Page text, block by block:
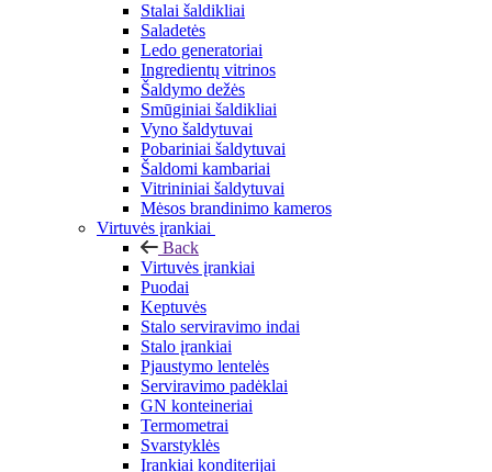
Stalai šaldikliai
Saladetės
Ledo generatoriai
Ingredientų vitrinos
Šaldymo dežės
Smūginiai šaldikliai
Vyno šaldytuvai
Pobariniai šaldytuvai
Šaldomi kambariai
Vitrininiai šaldytuvai
Mėsos brandinimo kameros
Virtuvės įrankiai
Back
Virtuvės įrankiai
Puodai
Keptuvės
Stalo serviravimo indai
Stalo įrankiai
Pjaustymo lentelės
Serviravimo padėklai
GN konteineriai
Termometrai
Svarstyklės
Įrankiai konditerijai